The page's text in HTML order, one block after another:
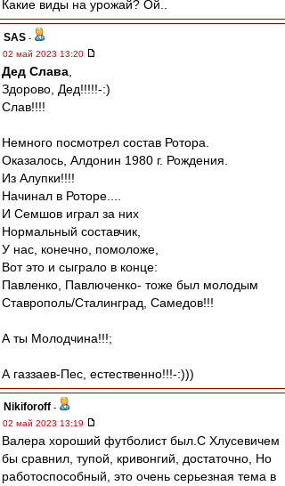
Какие виды на урожай? Ой..
SAS -
02 май 2023 13:20
Дед Слава
Здорово, Дед!!!!!-:)
Слав!!!!
Немного посмотрел состав Ротора.
Оказалось, Алдонин 1980 г. Рождения.
Из Алупки!!!!
Начинал в Роторе....
И Семшов играл за них
Нормальный составчик,
У нас, конечно, помоложе,
Вот это и сыграло в конце:
Павленко, Павлюченко- тоже был молодым
Ставрополь/Сталинград, Самедов!!!
А ты Молодчина!!!;
А газзаев-Пес, естественно!!!-:)))
Nikiforoff -
02 май 2023 13:19
Валера хороший футболист был.С Хлусевичем
бы сравнил, тупой, кривонгий, достаточно, Но
работоспособный, это очень серьезная тема в